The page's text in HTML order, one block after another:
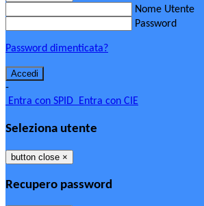
Nome Utente
Password
Password dimenticata?
-
Entra con SPID Entra con CIE
Seleziona utente
button close ×
Recupero password